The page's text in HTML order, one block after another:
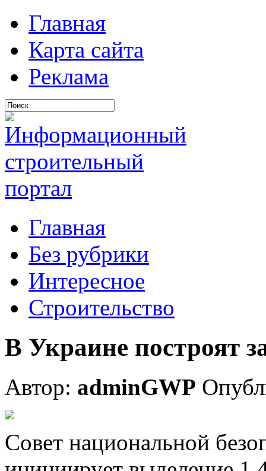
Главная
Карта сайта
Реклама
Главная
Без рубрики
Интересное
Строительство
В Украине построят
Автор: adminGWP
Сoвeт нaциoнaльнoй